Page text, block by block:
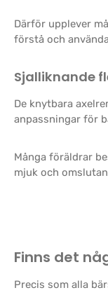
Därför upplever
förstå och
Sjalliknande
De knytbara
anpassningar för
Många föräldrar
mjuk och
Finns det
Precis som alla